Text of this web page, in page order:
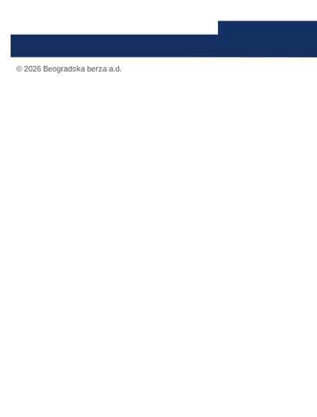
© 2026 Beogradska berza a.d.